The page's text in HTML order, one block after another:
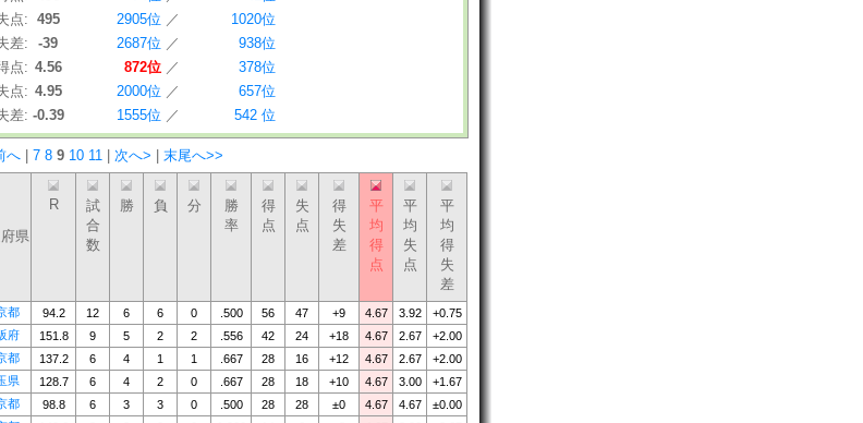
点:
495 2905位 ／
1020位
差:
-39 2687位 ／
938位
点: 4.56 872位 ／
378位
点: 4.95 2000位 ／
657位
差: -0.39 1555位 ／ 542 位
へ 7 8 9 10 11 次へ> 末尾へ>>
県
R
試
合
数
勝 負 分
勝
率
得
点
失
点
得
失
差
平
均
得
点
平
均
失
点
平
均
得
失
差
都 94.2 12 6 6 0 .500 56 47 +9 4.67 3.92
+0.75
府 151.8 9 5 2 2 .556 42 24 +18 4.67 2.67
+2.00
都 137.2 6 4 1 1 .667 28 16 +12 4.67 2.67
+2.00
県 128.7 6 4 2 0 .667 28 18 +10 4.67 3.00
+1.67
都 98.8 6 3 3 0 .500 28 28 ±0 4.67 4.67
±0.00